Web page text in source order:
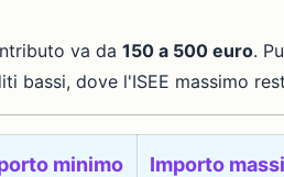
va da 150 a 500 euro.
bassi, dove l'ISEE massimo
minimo Importo